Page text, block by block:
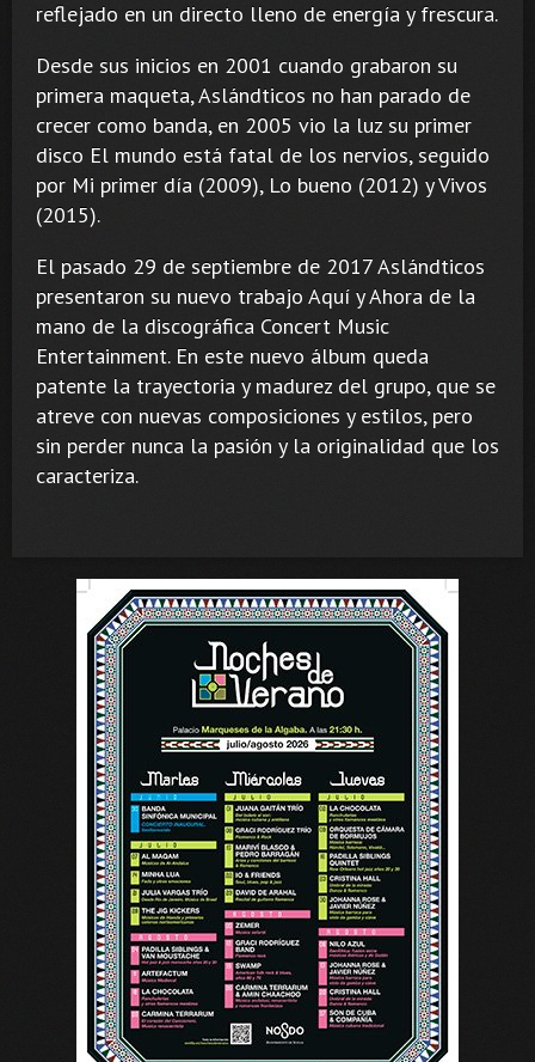
reflejado en un directo lleno de energía y frescura.
Desde sus inicios en 2001 cuando grabaron su
primera maqueta, Aslándticos no han parado de
crecer como banda, en 2005 vio la luz su primer
disco El mundo está fatal de los nervios, seguido
por Mi primer día (2009), Lo bueno (2012) y Vivos
(2015).
El pasado 29 de septiembre de 2017 Aslándticos
presentaron su nuevo trabajo Aquí y Ahora de la
mano de la discográfica Concert Music
Entertainment. En este nuevo álbum queda
patente la trayectoria y madurez del grupo, que se
atreve con nuevas composiciones y estilos, pero
sin perder nunca la pasión y la originalidad que los
caracteriza.